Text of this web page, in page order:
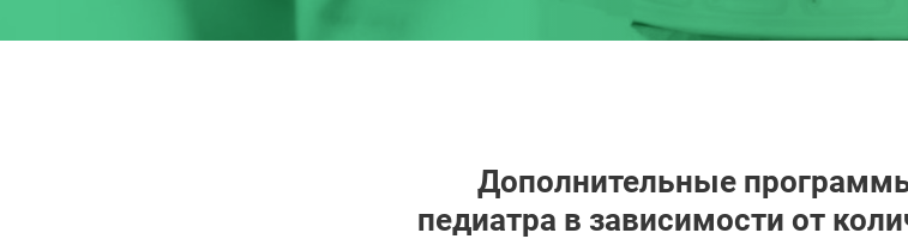
Дополнительные
педиатра в зависимости от